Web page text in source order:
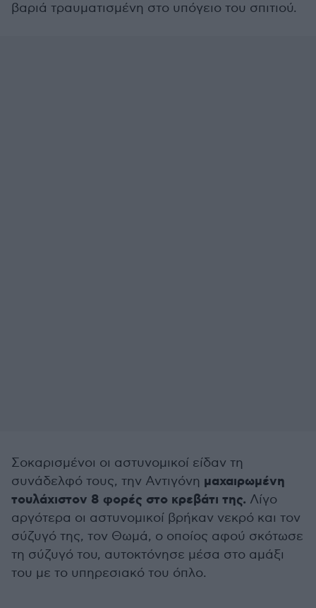
βαριά τραυματισμένη στο υπόγειο του σπιτιού.
Σοκαρισμένοι οι αστυνομικοί είδαν τη
συνάδελφό τους, την Αντιγόνη μαχαιρωμένη
τουλάχιστον 8 φορές στο κρεβάτι της. Λίγο
αργότερα οι αστυνομικοί βρήκαν νεκρό και τον
σύζυγό της, τον Θωμά, ο οποίος αφού σκότωσε
τη σύζυγό του, αυτοκτόνησε μέσα στο αμάξι
του με το υπηρεσιακό του όπλο.